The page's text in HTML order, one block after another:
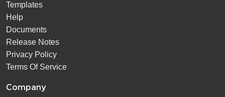
Templates
Help
Documents
Release Notes
Privacy Policy
Terms Of Service
Company